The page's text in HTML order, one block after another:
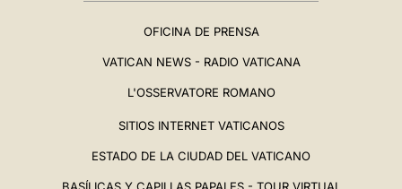
OFICINA DE PRENSA
VATICAN NEWS - RADIO VATICANA
L'OSSERVATORE ROMANO
SITIOS INTERNET VATICANOS
ESTADO DE LA CIUDAD DEL VATICANO